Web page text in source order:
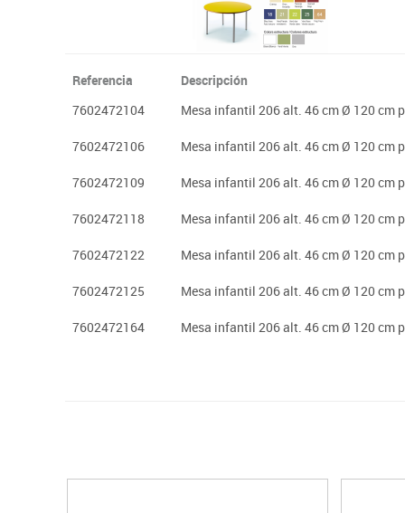
Referencia Descripción
7602472104
Mesa infantil 206 alt. 46 cm Ø 120 cm
7602472106 Mesa infantil 206 alt. 46 cm Ø 120 cm
7602472109 Mesa infantil 206 alt. 46 cm Ø 120 cm
7602472118 Mesa infantil 206 alt. 46 cm Ø 120 cm
7602472122 Mesa infantil 206 alt. 46 cm Ø 120 cm
7602472125 Mesa infantil 206 alt. 46 cm Ø 120 cm
7602472164 Mesa infantil 206 alt. 46 cm Ø 120 cm